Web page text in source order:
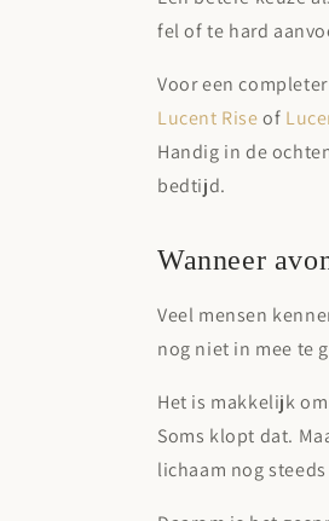
fel of te hard
Voor een
Lucent Riseof
Handig in de
bedtijd.
Wanneer
Veel mensen
nog niet in mee te
Het is makkelijk
Soms klopt dat.
lichaam nog